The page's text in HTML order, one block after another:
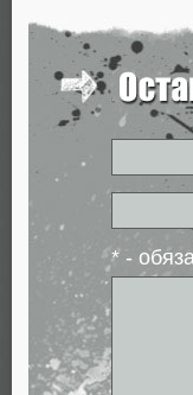
* -